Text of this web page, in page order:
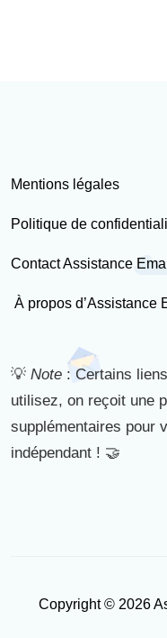
Mentions légales
Politique de
Contact Assistance
À propos d’Assistance
💡 Note : Certains
utilisez, on reçoit une
supplémentaires pour
indépendant ! 🤝
Copyright © 2026